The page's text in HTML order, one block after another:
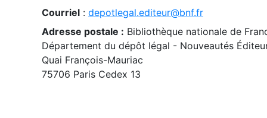
Courriel : depotlegal.editeur@bnf.fr
Adresse postale : Bibliothèque nationale de
Département du dépôt légal - Nouveautés
Quai François-Mauriac
75706 Paris Cedex 13